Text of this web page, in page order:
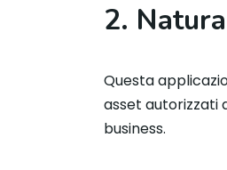
2.
Questa
asset autorizzati
business.